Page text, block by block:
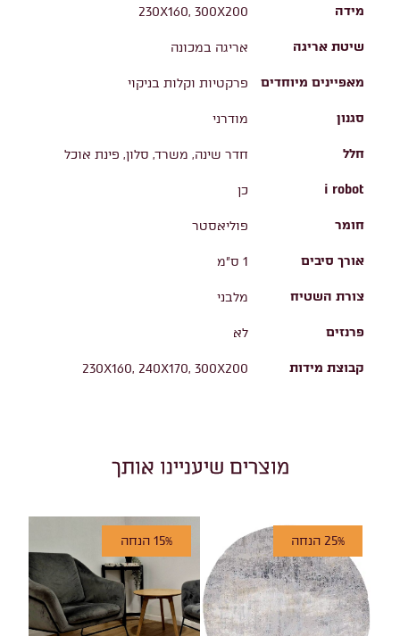
מידה 230X160, 300X200
שיטת אריגה אריגה במכונה
מאפיינים מיוחדים פרקטיות וקלות בניקוי
סגנון מודרני
חלל חדר שינה, משרד, סלון, פינת אוכל
i robot כן
חומר פוליאסטר
אורך סיבים 1 ס"מ
צורת השטיח מלבני
פרנזים לא
קבוצת מידות 230X160, 240X170, 300X200
מוצרים שיעניינו אותך
25% הנחה 15% הנחה